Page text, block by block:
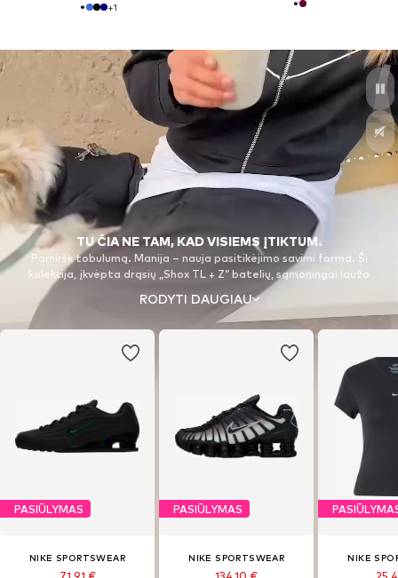
+1
TU ČIA NE TAM, KAD VISIEMS ĮTIKTUM.
Pamiršk tobulumą. Manija – nauja pasitikėjimo savimi forma. Ši
kolekcija, įkvėpta drąsių „Shox TL + Z“ batelių, sąmoningai laužo
taisykles. Ji derina sportą su stiliumi tiems, kurie neseka tendencijų –
jie jas kuria. Tiems, kurie nesiekia pritarimo ir nepriima esamos
padėties. Tai sportas kaip gyvenimo būdas, sukurtas tiems, kurie
peržengia savo galimybių ribas ir užtikrintai priima savo tapatybę.
RODYTI DAUGIAU
PASIŪLYMAS
NIKE SPORTSWEAR
PASIŪLYMAS
NIKE SPORTSWEAR NIKE